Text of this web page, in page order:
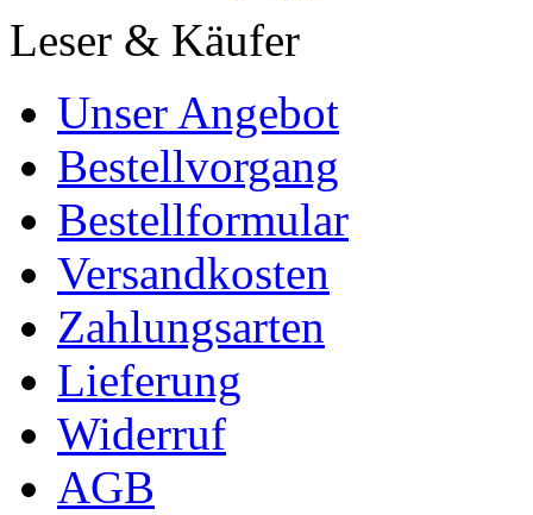
Leser & Käufer
Unser Angebot
Bestellvorgang
Bestellformular
Versandkosten
Zahlungsarten
Lieferung
Widerruf
AGB